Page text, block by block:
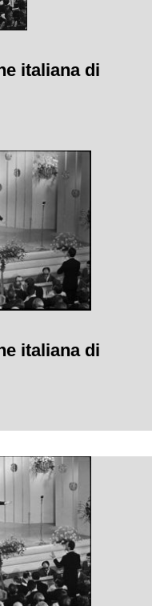
italiana di
italiana di